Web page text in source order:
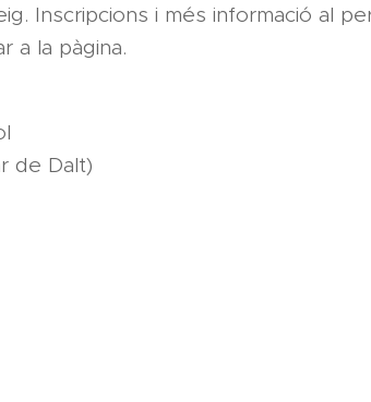
Inscripcions i més informació al
a la pàgina.
de Dalt)